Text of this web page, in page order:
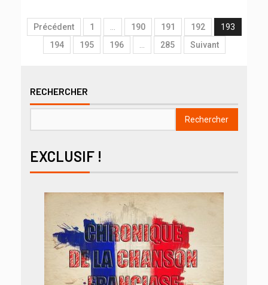
Précédent 1 190 191 192
193
194
195 196 285 Suivant
RECHERCHER
Rechercher
EXCLUSIF !